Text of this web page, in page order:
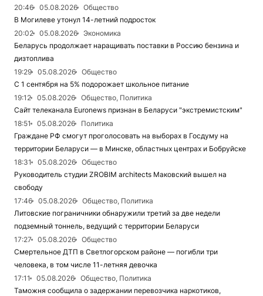
20:46 05.08.2026
Общество
В Могилеве утонул 14-летний подросток
20:02
05.08.2026
Экономика
Беларусь продолжает наращивать поставки в Россию бензина и
дизтоплива
19:29
05.08.2026
Общество
С 1 сентября на 5% подорожает школьное питание
19:12
05.08.2026
Общество, Политика
Сайт телеканала Euronews признан в Беларуси "экстремистским"
18:51
05.08.2026
Политика
Граждане РФ смогут проголосовать на выборах в Госдуму на
территории Беларуси — в Минске, областных центрах и Бобруйске
18:31
05.08.2026
Общество
Руководитель студии ZROBIM architects Маковский вышел на
свободу
17:46
05.08.2026
Общество, Политика
Литовские пограничники обнаружили третий за две недели
подземный тоннель, ведущий с территории Беларуси
17:27
05.08.2026
Общество
Смертельное ДТП в Светлогорском районе — погибли три
человека, в том числе 11-летняя девочка
17:11
05.08.2026
Общество, Политика
Таможня сообщила о задержании перевозчика наркотиков,